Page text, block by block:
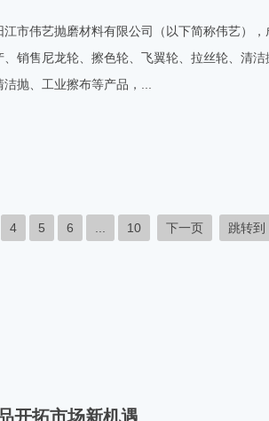
江市伟艺抛磨材料有限公司（以下简称伟艺）
、销售尼龙轮、擦色轮、飞翼轮、拉丝轮、清
洁抛、工业擦布等产品，...
4 5 6 ... 10 下一页 跳转到
开拓市场新机遇